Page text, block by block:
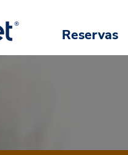
Reservas